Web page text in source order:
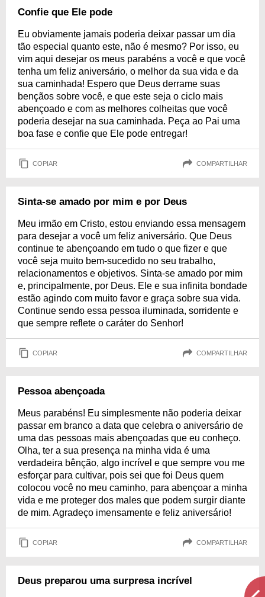
Confie que Ele pode
Eu obviamente jamais poderia deixar passar um dia
tão especial quanto este, não é mesmo? Por isso, eu
vim aqui desejar os meus parabéns a você e que você
tenha um feliz aniversário, o melhor da sua vida e da
sua caminhada! Espero que Deus derrame suas
bençãos sobre você, e que este seja o ciclo mais
abençoado e com as melhores colheitas que você
poderia desejar na sua caminhada. Peça ao Pai uma
boa fase e confie que Ele pode entregar!
COPIAR COMPARTILHAR
Sinta-se amado por mim e por Deus
Meu irmão em Cristo, estou enviando essa mensagem
para desejar a você um feliz aniversário. Que Deus
continue te abençoando em tudo o que fizer e que
você seja muito bem-sucedido no seu trabalho,
relacionamentos e objetivos. Sinta-se amado por mim
e, principalmente, por Deus. Ele e sua infinita bondade
estão agindo com muito favor e graça sobre sua vida.
Continue sendo essa pessoa iluminada, sorridente e
que sempre reflete o caráter do Senhor!
COPIAR COMPARTILHAR
Pessoa abençoada
Meus parabéns! Eu simplesmente não poderia deixar
passar em branco a data que celebra o aniversário de
uma das pessoas mais abençoadas que eu conheço.
Olha, ter a sua presença na minha vida é uma
verdadeira bênção, algo incrível e que sempre vou me
esforçar para cultivar, pois sei que foi Deus quem
colocou você no meu caminho, para abençoar a minha
vida e me proteger dos males que podem surgir diante
de mim. Agradeço imensamente e feliz aniversário!
COPIAR COMPARTILHAR
Deus preparou uma surpresa incrível